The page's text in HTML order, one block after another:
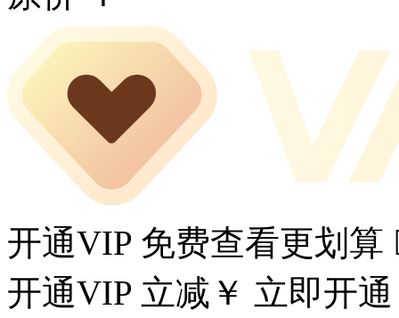
开通VIP 免费查看更划算
开通VIP 立减￥ 立即开通